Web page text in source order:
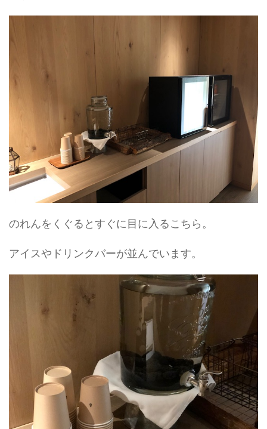
のれんをくぐるとすぐに目に入るこちら。
アイスやドリンクバーが並んでいます。